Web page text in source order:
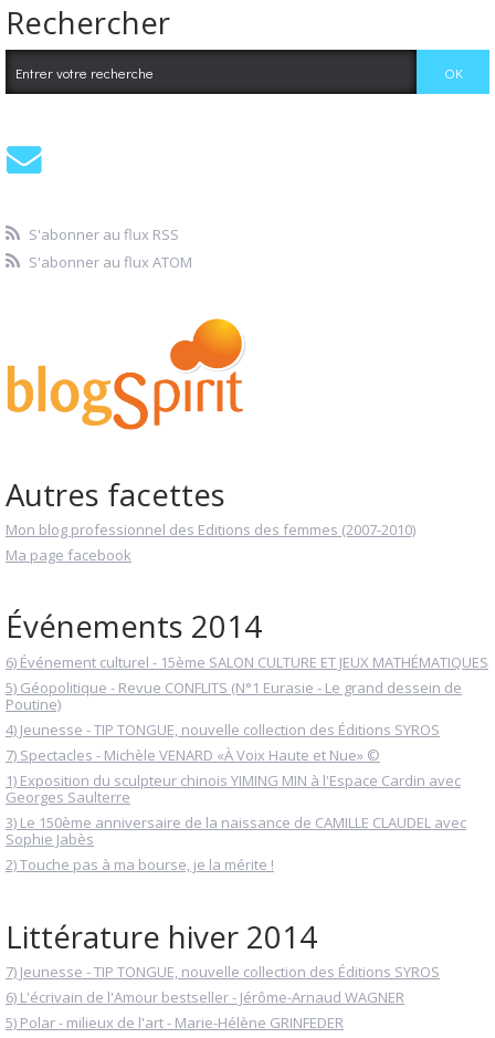
Rechercher
S'abonner au flux RSS
S'abonner au flux ATOM
Autres facettes
Mon blog professionnel des Editions des femmes (2007-2010)
Ma page facebook
Événements 2014
6) Événement culturel - 15ème SALON CULTURE ET JEUX MATHÉMATIQUES
5) Géopolitique - Revue CONFLITS (N°1 Eurasie - Le grand dessein de
Poutine)
4) Jeunesse - TIP TONGUE, nouvelle collection des Éditions SYROS
7) Spectacles - Michèle VENARD «À Voix Haute et Nue» ©
1) Exposition du sculpteur chinois YIMING MIN à l'Espace Cardin avec
Georges Saulterre
3) Le 150ème anniversaire de la naissance de CAMILLE CLAUDEL avec
Sophie Jabès
2) Touche pas à ma bourse, je la mérite !
Littérature hiver 2014
7) Jeunesse - TIP TONGUE, nouvelle collection des Éditions SYROS
6) L'écrivain de l'Amour bestseller - Jérôme-Arnaud WAGNER
5) Polar - milieux de l'art - Marie-Hélène GRINFEDER